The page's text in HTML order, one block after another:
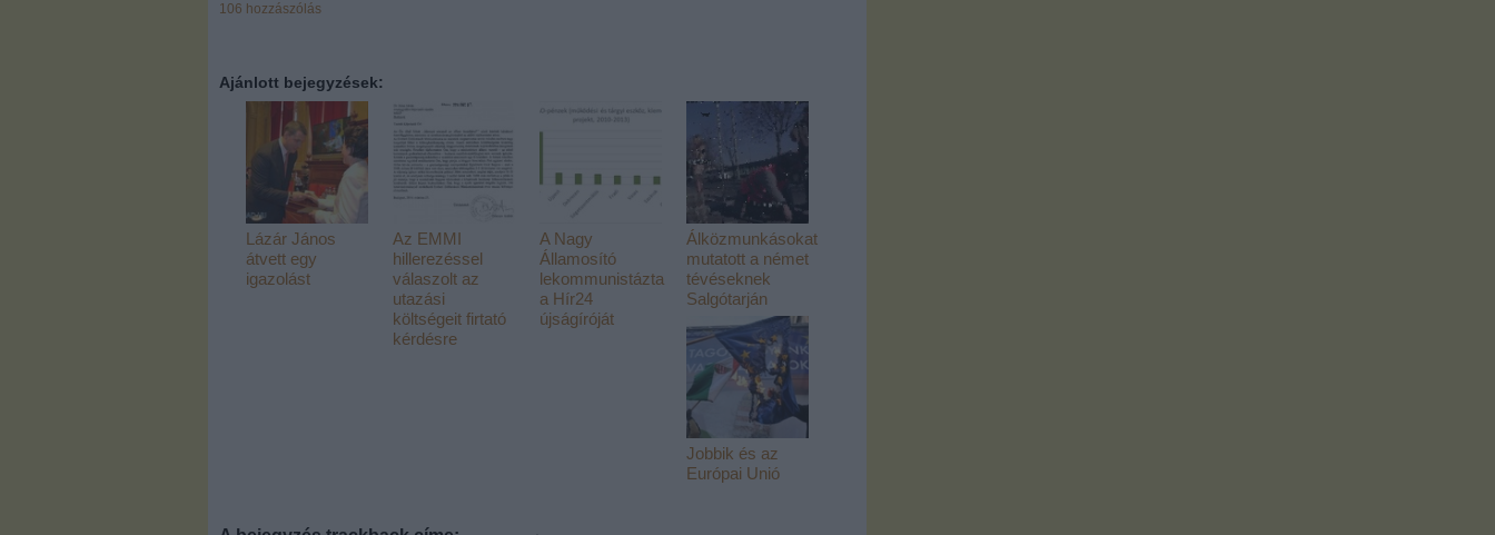
106 hozzászólás
Ajánlott bejegyzések:
Lázár János
átvett egy
igazolást
Az EMMI
hillerezéssel
válaszolt az
utazási
költségeit firtató
kérdésre
A Nagy
Államosító
lekommunistázta
a Hír24
újságíróját
Álközmunkásokat
mutatott a német
tévéseknek
Salgótarján
Jobbik és az
Európai Unió